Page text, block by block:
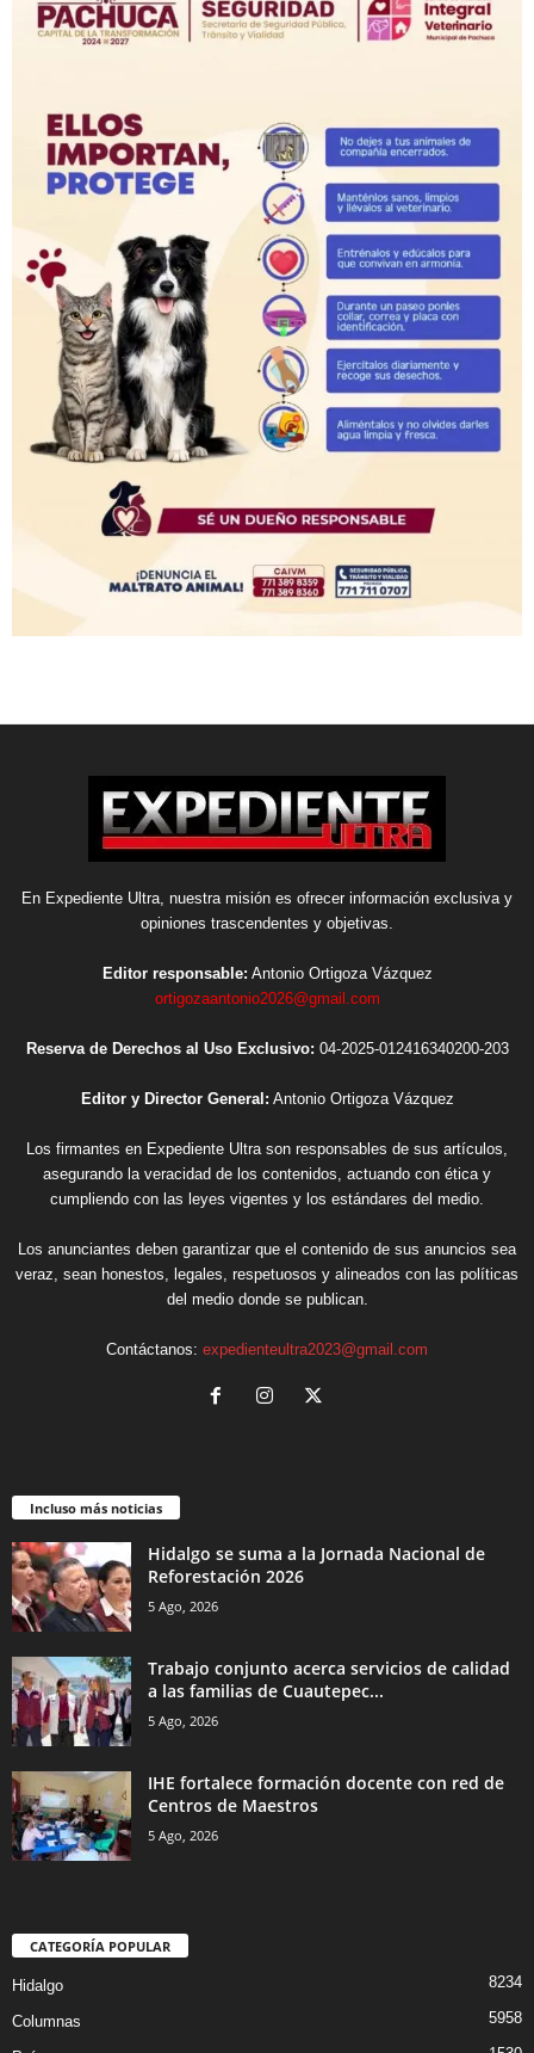
En Expediente Ultra, nuestra misión es ofrecer información exclusiva y
opiniones trascendentes y objetivas.
Editor responsable: Antonio Ortigoza Vázquez
ortigozaantonio2026@gmail.com
Reserva de Derechos al Uso Exclusivo: 04-2025-012416340200-203
Editor y Director General: Antonio Ortigoza Vázquez
Los firmantes en Expediente Ultra son responsables de sus artículos,
asegurando la veracidad de los contenidos, actuando con ética y
cumpliendo con las leyes vigentes y los estándares del medio.
Los anunciantes deben garantizar que el contenido de sus anuncios sea
veraz, sean honestos, legales, respetuosos y alineados con las políticas
del medio donde se publican.
Contáctanos: expedienteultra2023@gmail.com
Incluso más noticias
Hidalgo se suma a la Jornada Nacional de
Reforestación 2026
5 Ago, 2026
Trabajo conjunto acerca servicios de calidad
a las familias de Cuautepec...
5 Ago, 2026
IHE fortalece formación docente con red de
Centros de Maestros
5 Ago, 2026
CATEGORÍA POPULAR
Hidalgo 8234
Columnas 5958